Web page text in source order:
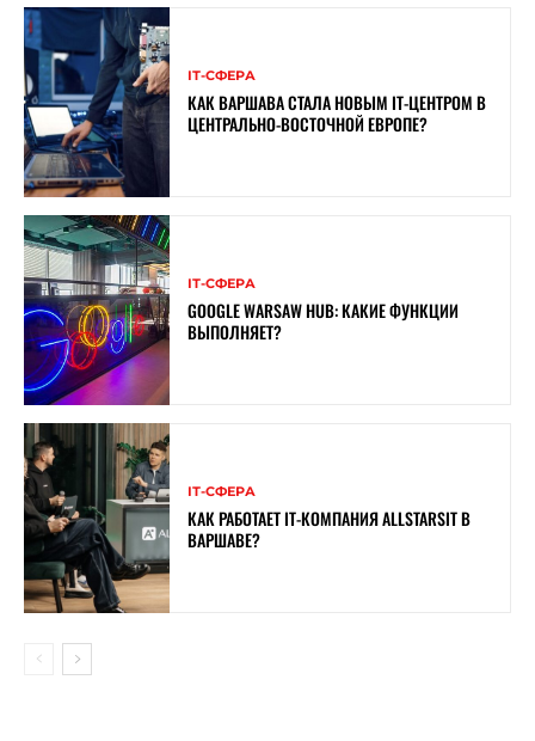
ІТ-СФЕРА
КАК ВАРШАВА СТАЛА НОВЫМ IT-ЦЕНТРОМ В
ЦЕНТРАЛЬНО-ВОСТОЧНОЙ ЕВРОПЕ?
ІТ-СФЕРА
GOOGLE WARSAW HUB: КАКИЕ ФУНКЦИИ
ВЫПОЛНЯЕТ?
ІТ-СФЕРА
КАК РАБОТАЕТ IT-КОМПАНИЯ ALLSTARSIT В
ВАРШАВЕ?